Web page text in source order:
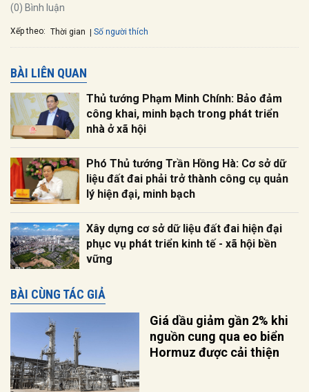
(0) Bình luận
Xếp theo: Thời gian Số người thích
BÀI LIÊN QUAN
Thủ tướng Phạm Minh Chính: Bảo đảm
công khai, minh bạch trong phát triển
nhà ở xã hội
Phó Thủ tướng Trần Hồng Hà: Cơ sở dữ
liệu đất đai phải trở thành công cụ quản
lý hiện đại, minh bạch
Xây dựng cơ sở dữ liệu đất đai hiện đại
phục vụ phát triển kinh tế - xã hội bền
vững
BÀI CÙNG TÁC GIẢ
Giá dầu giảm gần 2% khi
nguồn cung qua eo biển
Hormuz được cải thiện